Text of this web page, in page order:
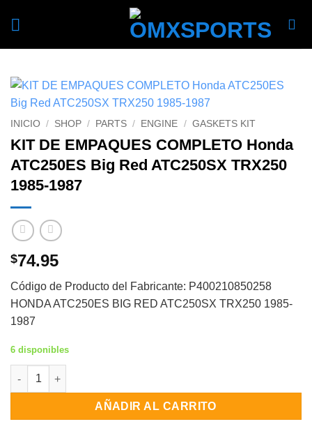
INICIO / SHOP / PARTS / ENGINE / GASKETS KIT
KIT DE EMPAQUES COMPLETO Honda
ATC250ES Big Red ATC250SX TRX250
1985-1987
$74.95
Código de Producto del Fabricante: P400210850258
HONDA ATC250ES BIG RED ATC250SX TRX250 1985-
1987
6 disponibles
KIT DE EMPAQUES COMPLETO Honda ATC250ES Big Red
AÑADIR AL CARRITO